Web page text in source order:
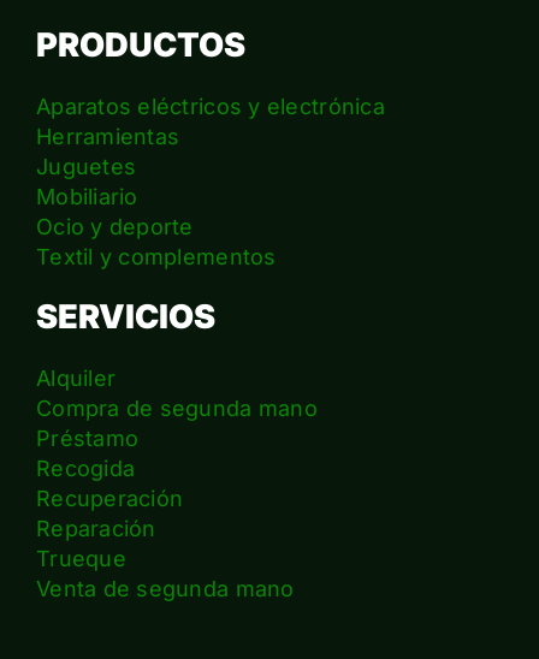
PRODUCTOS
Aparatos eléctricos y electrónica
Herramientas
Juguetes
Mobiliario
Ocio y deporte
Textil y complementos
SERVICIOS
Alquiler
Compra de segunda mano
Préstamo
Recogida
Recuperación
Reparación
Trueque
Venta de segunda mano